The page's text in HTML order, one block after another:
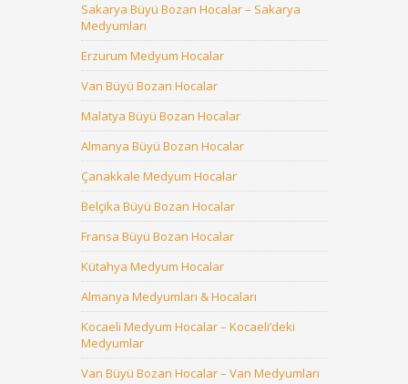
Sakarya Büyü Bozan Hocalar – Sakarya
Medyumları
Erzurum Medyum Hocalar
Van Büyü Bozan Hocalar
Malatya Büyü Bozan Hocalar
Almanya Büyü Bozan Hocalar
Çanakkale Medyum Hocalar
Belçika Büyü Bozan Hocalar
Fransa Büyü Bozan Hocalar
Kütahya Medyum Hocalar
Almanya Medyumları & Hocaları
Kocaeli Medyum Hocalar – Kocaeli’deki
Medyumlar
Van Büyü Bozan Hocalar – Van Medyumları